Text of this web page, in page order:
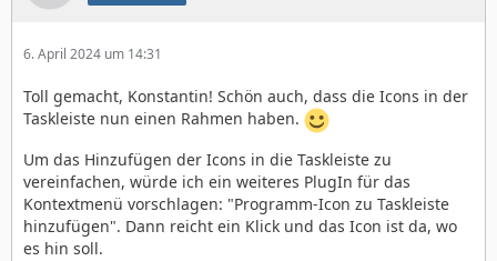
6. April 2024 um 14:31
Toll gemacht, Konstantin! Schön auch, dass die Icons in der
Taskleiste nun einen Rahmen haben.
Um das Hinzufügen der Icons in die Taskleiste zu
vereinfachen, würde ich ein weiteres PlugIn für das
Kontextmenü vorschlagen: "Programm-Icon zu Taskleiste
hinzufügen". Dann reicht ein Klick und das Icon ist da, wo
es hin soll.